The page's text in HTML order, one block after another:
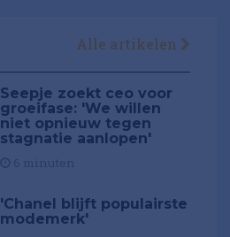
Alle artikelen
Seepje zoekt ceo voor
groeifase: 'We willen
niet opnieuw tegen
stagnatie aanlopen'
'Chanel blijft populairste
modemerk'